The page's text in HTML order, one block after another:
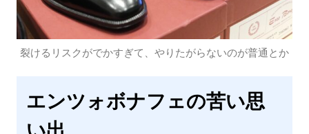
裂けるリスクがでかすぎて、やりたがらないのが普通とか
エンツォボナフェの苦い思
い出